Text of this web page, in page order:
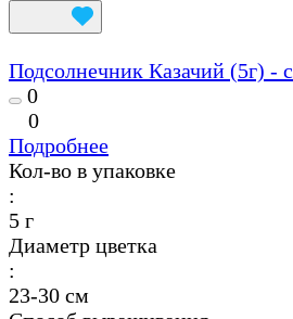
Подсолнечник Казачий (5г) -
0
0
Подробнее
Кол-во в упаковке
:
5 г
Диаметр цветка
:
23-30 см